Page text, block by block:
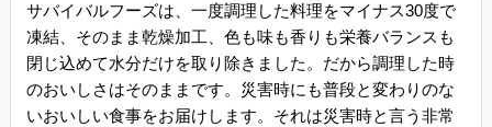
サバイバルフーズは、一度調理した料理をマイナス30度で
凍結、そのまま乾燥加工、色も味も香りも栄養バランスも
閉じ込めて水分だけを取り除きました。だから調理した時
のおいしさはそのままです。災害時にも普段と変わりのな
いおいしい食事をお届けします。それは災害時と言う非常